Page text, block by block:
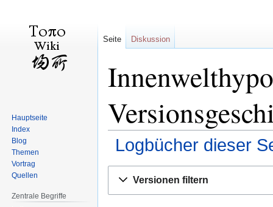
Logbücher dieser
Navigation
Suche
Versionen filtern
Seite Diskussion
Hauptseite
Index
Blog
Themen
Vortrag
Quellen
Zentrale Begriffe